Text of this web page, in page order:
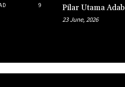
9 Pilar Utama Adab
23 June, 2026